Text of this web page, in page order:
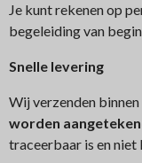
Je kunt rekenen op
begeleiding van
Snelle levering
Wij verzenden binnen
worden
traceerbaar is en